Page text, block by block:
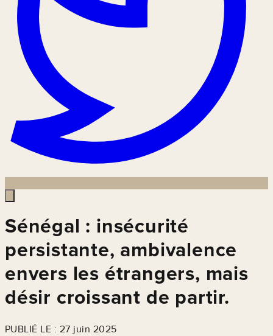
Sénégal : insécurité
persistante, ambivalence
envers les étrangers, mais
désir croissant de partir.
PUBLIÉ LE : 27 juin 2025